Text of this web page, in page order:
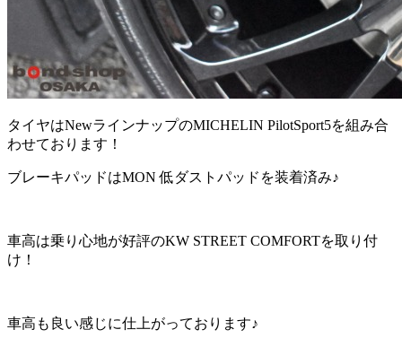
タイヤはNewラインナップのMICHELIN PilotSport5を組み合
わせております！
ブレーキパッドはMON 低ダストパッドを装着済み♪
車高は乗り心地が好評のKW STREET COMFORTを取り付
け！
車高も良い感じに仕上がっております♪